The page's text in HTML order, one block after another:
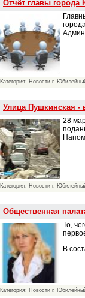
Отчёт главы города
Категория: Новости г.
Улица Пушкинская -
28
Категория: Новости г.
Общественная
То,
В
Категория: Новости г.